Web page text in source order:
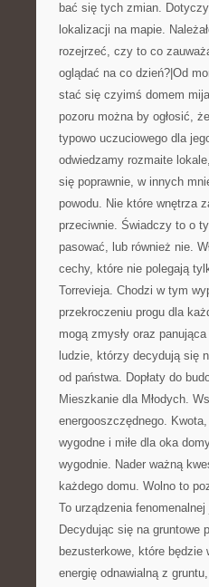
bać się tych zmian.
lokalizacji na mapie.
rozejrzeć, czy to co
oglądać na co dzień?|Od
stać się czyimś domem
pozoru można by ogłosić,
typowo uczuciowego dla
odwiedzamy rozmaite
się poprawnie, w innych
powodu. Nie które wnętrza
przeciwnie. Świadczy to o
pasować, lub również nie.
cechy, które nie polegają
Torrevieja. Chodzi w tym
przekroczeniu progu dla
mogą zmysły oraz
ludzie, którzy decydują się
od państwa. Dopłaty do
Mieszkanie dla Młodych.
energooszczędnego.
wygodne i miłe dla oka
wygodnie. Nader ważną
każdego domu. Wolno to
To urządzenia
Decydując się na gruntowe
bezusterkowe, które będzie
energię odnawialną z